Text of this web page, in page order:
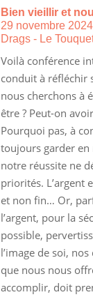
Bien vieillir et
29 novembre
Drags - Le
Voilà conférence
conduit à réfléchir
nous cherchons à
être ? Peut-on
Pourquoi pas, à
toujours garder
notre réussite ne
priorités. L’argent
et non fin… Or,
l’argent, pour la
possible,
l’image de soi,
que nous nous
accomplir, doit